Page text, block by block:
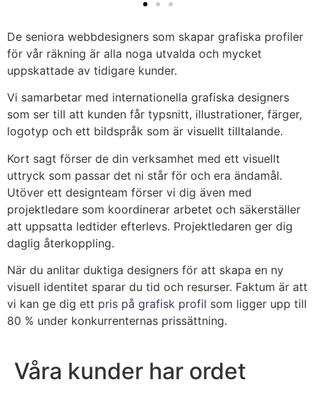
De seniora webbdesigners som skapar grafiska profiler
för vår räkning är alla noga utvalda och mycket
uppskattade av tidigare kunder.
Vi samarbetar med internationella grafiska designers
som ser till att kunden får typsnitt, illustrationer, färger,
logotyp och ett bildspråk som är visuellt tilltalande.
Kort sagt förser de din verksamhet med ett visuellt
uttryck som passar det ni står för och era ändamål.
Utöver ett designteam förser vi dig även med
projektledare som koordinerar arbetet och säkerställer
att uppsatta ledtider efterlevs. Projektledaren ger dig
daglig återkoppling.
När du anlitar duktiga designers för att skapa en ny
visuell identitet sparar du tid och resurser. Faktum är att
vi kan ge dig ett pris på grafisk profil som ligger upp till
80 % under konkurrenternas prissättning.
Våra kunder har ordet